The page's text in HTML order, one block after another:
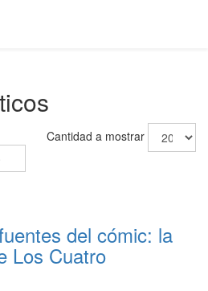
Cantidad a mostrar
del cómic: la
Los Cuatro